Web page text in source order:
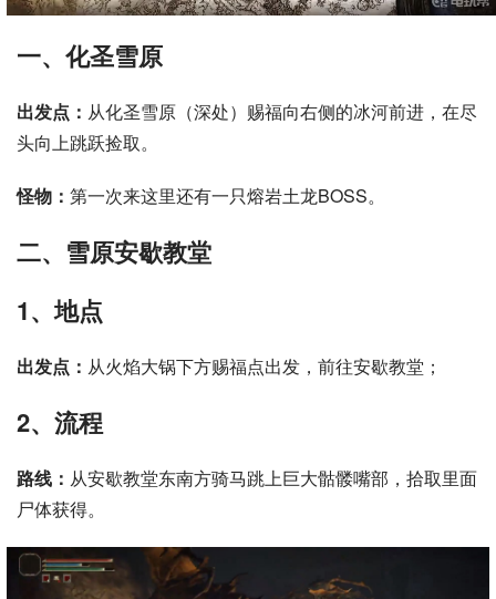
一、化圣雪原
出发点： 从化圣雪原（深处）赐福向右侧的冰河前进，在尽
头向上跳跃捡取。
怪物： 第一次来这里还有一只熔岩土龙BOSS。
二、雪原安歇教堂
1、地点
出发点： 从火焰大锅下方赐福点出发，前往安歇教堂；
2、流程
路线： 从安歇教堂东南方骑马跳上巨大骷髅嘴部，拾取里面
尸体获得。